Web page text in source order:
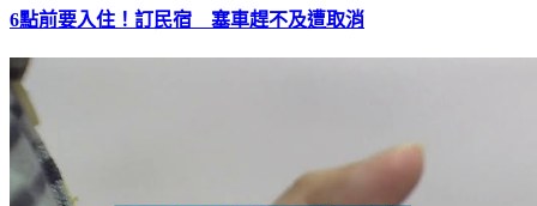
6點前要入住！訂民宿 塞車趕不及遭取消